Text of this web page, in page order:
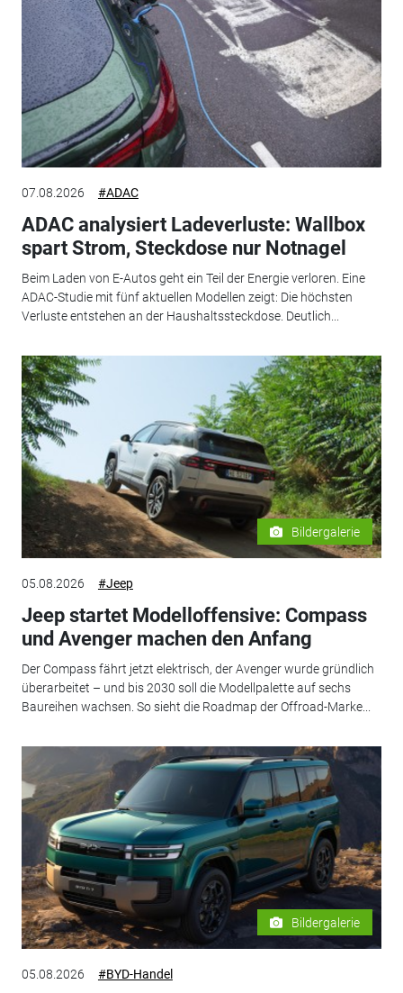
07.08.2026 #ADAC
ADAC analysiert Ladeverluste: Wallbox
spart Strom, Steckdose nur Notnagel
Beim Laden von E-Autos geht ein Teil der Energie verloren. Eine
ADAC-Studie mit fünf aktuellen Modellen zeigt: Die höchsten
Verluste entstehen an der Haushaltssteckdose. Deutlich...
Bildergalerie
05.08.2026 #Jeep
Jeep startet Modelloffensive: Compass
und Avenger machen den Anfang
Der Compass fährt jetzt elektrisch, der Avenger wurde gründlich
überarbeitet – und bis 2030 soll die Modellpalette auf sechs
Baureihen wachsen. So sieht die Roadmap der Offroad-Marke...
Bildergalerie
05.08.2026 #BYD-Handel